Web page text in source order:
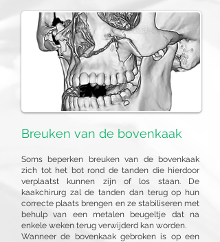
Breuken van de bovenkaak
Soms beperken breuken van de bovenkaak
zich tot het bot rond de tanden die hierdoor
verplaatst kunnen zijn of los staan. De
kaakchirurg zal de tanden dan terug op hun
correcte plaats brengen en ze stabiliseren met
behulp van een metalen beugeltje dat na
enkele weken terug verwijderd kan worden.
Wanneer de bovenkaak gebroken is op een